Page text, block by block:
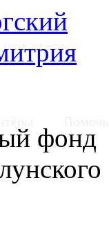
фонд